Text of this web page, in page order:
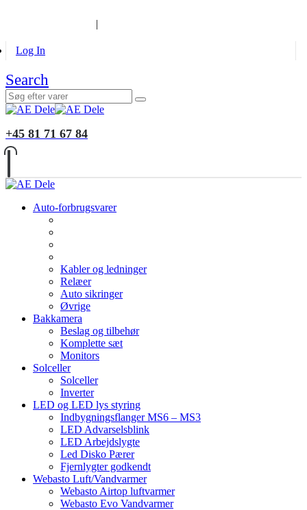
|
Log In
Search
+45 81 71 67 84
Auto-forbrugsvarer
Kabler og ledninger
Relæer
Auto sikringer
Øvrige
Bakkamera
Beslag og tilbehør
Komplette sæt
Monitors
Solceller
Solceller
Inverter
LED og LED lys styring
Indbygningsflanger MS6 – MS3
LED Advarselsblink
LED Arbejdslygte
Led Disko Pærer
Fjernlygter godkendt
Webasto Luft/Vandvarmer
Webasto Airtop luftvarmer
Webasto Evo Vandvarmer